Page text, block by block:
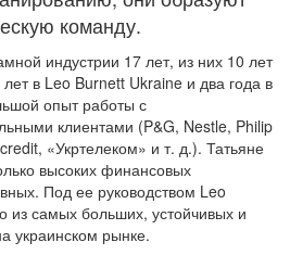
команду.
индустрии 17 лет, из них 10 лет
в Leo Burnett Ukraine и два года в
опыт работы с
клиентами (P&G, Nestle, Philip
«Укртелеком» и т. д.). Татьяне
высоких финансовых
Под ее руководством Leo
из самых больших, устойчивых и
украинском рынке.